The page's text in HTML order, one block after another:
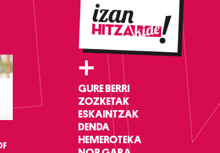
+
GURE BERRI
ZOZKETAK
ESKAINTZAK
DENDA
HEMEROTEKA